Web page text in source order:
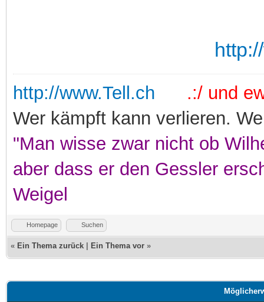
http://www.Tell.ch
.:/ und
Wer kämpft kann verlieren.
"Man wisse zwar nicht ob
aber dass er den Gessler
Weigel
Homepage Suchen
« Ein Thema zurück Ein Thema vor »